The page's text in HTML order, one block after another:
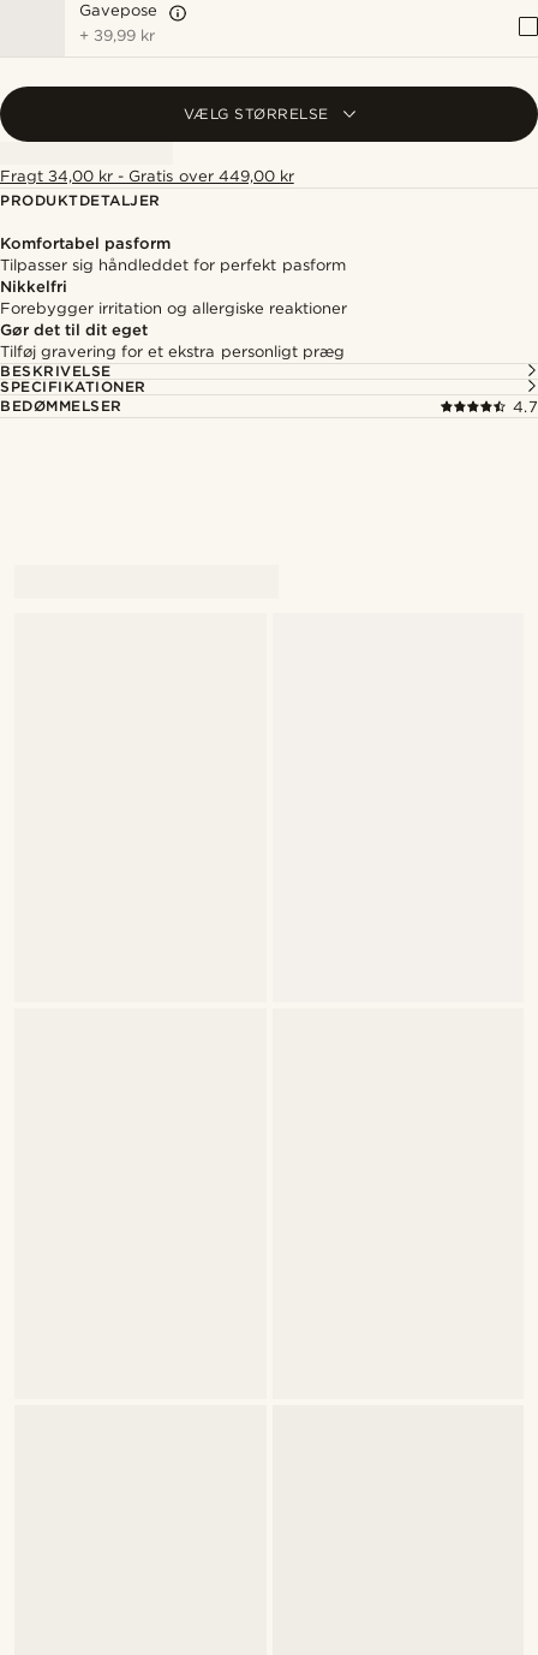
Gavepose
+ 39,99 kr
VÆLG STØRRELSE
Fragt 34,00 kr - Gratis over 449,00 kr
PRODUKTDETALJER
Komfortabel pasform
Tilpasser sig håndleddet for perfekt pasform
Nikkelfri
Forebygger irritation og allergiske reaktioner
Gør det til dit eget
Tilføj gravering for et ekstra personligt præg
BESKRIVELSE
SPECIFIKATIONER
BEDØMMELSER
4.7